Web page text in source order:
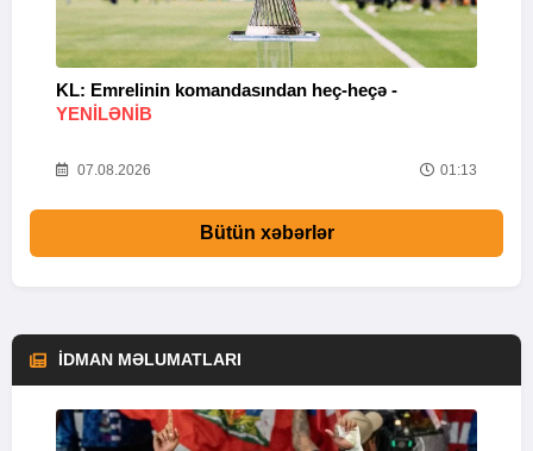
KL: Emrelinin komandasından heç-heçə -
YENİLƏNİB
07.08.2026 01:13
Bütün xəbərlər
İDMAN MƏLUMATLARI